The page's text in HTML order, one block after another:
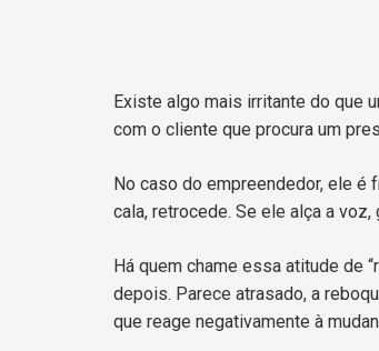
Existe algo mais irritante do que
com o cliente que procura um
No caso do empreendedor, ele
cala, retrocede. Se ele alça a voz,
Há quem chame essa atitude de
depois. Parece atrasado, a
que reage negativamente à